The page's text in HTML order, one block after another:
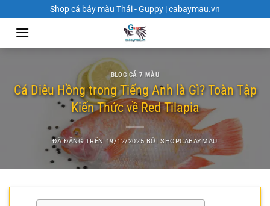
đến
dung
Shop cá bảy màu Thái - Guppy | cabaymau.vn
BLOG CÁ 7 MÀU
Cá Diêu Hồng trong Tiếng Anh là Gì? Toàn Tập
Kiến Thức về Red Tilapia
ĐÃ ĐĂNG TRÊN 19/12/2025 BỞI SHOPCABAYMAU